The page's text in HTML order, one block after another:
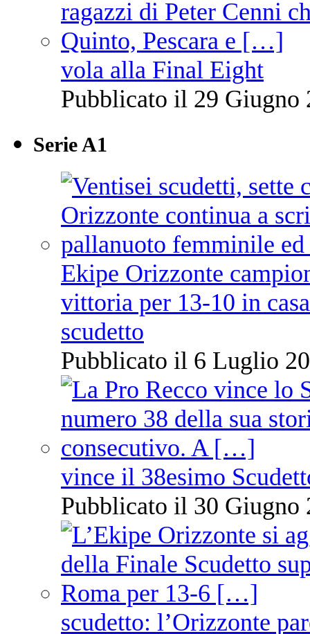
vola alla Final Eight
Pubblicato il 29 Giugno
Serie A1
Ekipe Orizzonte
vittoria per 13-10 in
scudetto
Pubblicato il 6 Luglio
vince il 38esimo
Pubblicato il 30 Giugno
scudetto: l’Orizzonte